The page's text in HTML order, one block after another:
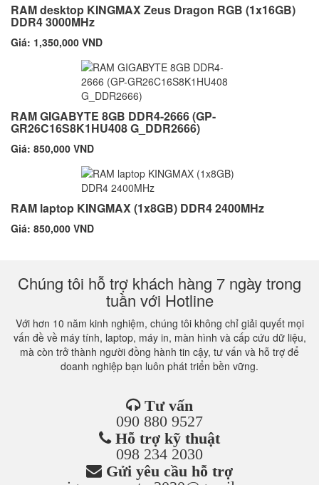
RAM desktop KINGMAX Zeus Dragon RGB (1x16GB)
DDR4 3000MHz
Giá: 1,350,000 VND
RAM GIGABYTE 8GB DDR4-2666 (GP-
GR26C16S8K1HU408 G_DDR2666)
Giá: 850,000 VND
RAM laptop KINGMAX (1x8GB) DDR4 2400MHz
Giá: 850,000 VND
Chúng tôi hỗ trợ khách hàng 7 ngày trong
tuần với Hotline
Với hơn 10 năm kinh nghiệm, chúng tôi không chỉ giải quyết mọi
vấn đề về máy tính, laptop, máy in, màn hình và cấp cứu dữ liệu,
mà còn trở thành người đồng hành tin cậy, tư vấn và hỗ trợ để
doanh nghiệp bạn luôn phát triển bền vững.
Tư vấn
090 880 9527
Hỗ trợ kỹ thuật
098 234 2030
Gửi yêu cầu hỗ trợ